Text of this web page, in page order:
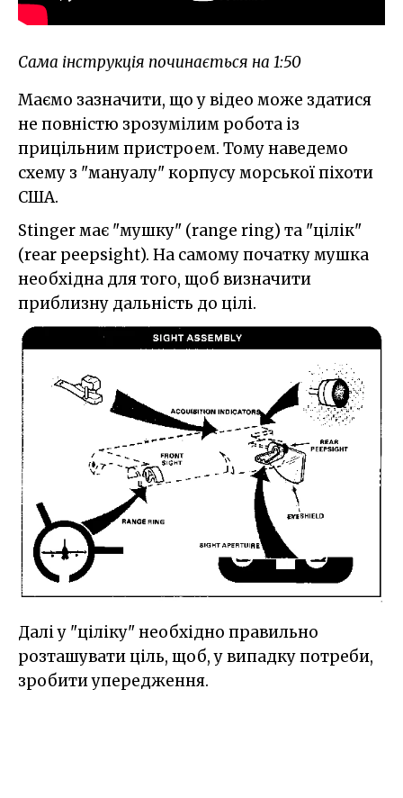
Сама інструкція починається на 1:50
Маємо зазначити, що у відео може здатися
не повністю зрозумілим робота із
прицільним пристроем. Тому наведемо
схему з "мануалу" корпусу морської піхоти
США.
Stinger має "мушку" (range ring) та "цілік"
(rear peepsight). На самому початку мушка
необхідна для того, щоб визначити
приблизну дальність до цілі.
Далі у "ціліку" необхідно правильно
розташувати ціль, щоб, у випадку потреби,
зробити упередження.